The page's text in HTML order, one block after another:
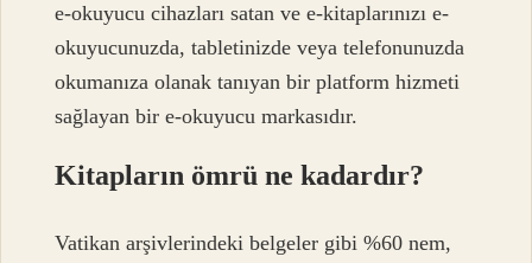
e-okuyucu cihazları satan ve e-kitaplarınızı e-
okuyucunuzda, tabletinizde veya telefonunuzda
okumanıza olanak tanıyan bir platform hizmeti
sağlayan bir e-okuyucu markasıdır.
Kitapların ömrü ne kadardır?
Vatikan arşivlerindeki belgeler gibi %60 nem,